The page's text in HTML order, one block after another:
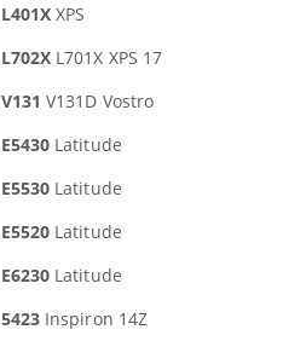
L401X XPS
L702X L701X XPS 17
V131 V131D Vostro
E5430 Latitude
E5530 Latitude
E5520 Latitude
E6230 Latitude
5423 Inspiron 14Z